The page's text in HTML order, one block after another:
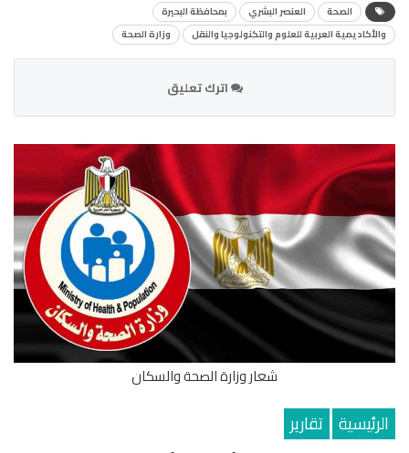
الصحة العنصر البشري
بمحافظة البحيرة
والأكاديمية العربية للعلوم والتكنولوجيا والنقل
وزارة الصحة
اترك تعليق
شعار وزارة الصحة والسكان
الرئيسية تقارير